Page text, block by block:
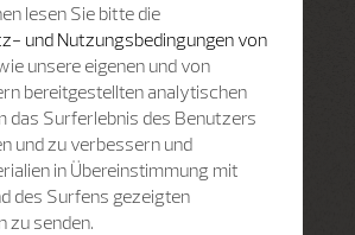
lesen Sie bitte die
und Nutzungsbedingungen von
unsere eigenen und von
bereitgestellten analytischen
das Surferlebnis des Benutzers
und zu verbessern und
in Übereinstimmung mit
des Surfens gezeigten
zu senden.